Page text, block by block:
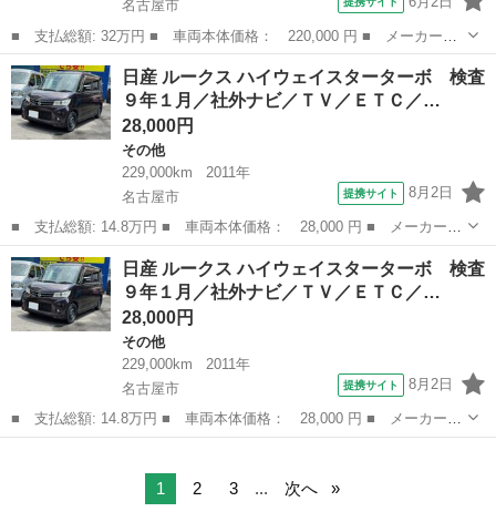
名古屋市
■ 支払総額: 32万円 ■ 車両本体価格： 220,000 円 ■ メーカー
名： 日産 ■ 車種名： オッティ ■ グレード名： Ｓ ＦＯＵ
Ｒ エアコン パワーステアリング パワーウインド 助手席エアバ
ッグ ＡＢＳ キー...
愛知 名古屋市 オッティ
日産 ルークス ハイウェイスターターボ 検査
９年１月／社外ナビ／ＴＶ／ＥＴＣ／…
28,000円
その他
229,000km
2011年
名古屋市
提携サイト 8月2日
■ 支払総額: 14.8万円 ■ 車両本体価格： 28,000 円 ■ メーカー
名： 日産 ■ 車種名： ルークス ■ グレード名： ハイウェイス
ターターボ 検査９年１月／社外ナビ／ＴＶ／ＥＴＣ／ターボ車／両
側電動スライド...
愛知 名古屋市 その他
日産 ルークス ハイウェイスターターボ 検査
９年１月／社外ナビ／ＴＶ／ＥＴＣ／…
28,000円
その他
229,000km
2011年
名古屋市
提携サイト 8月2日
■ 支払総額: 14.8万円 ■ 車両本体価格： 28,000 円 ■ メーカー
名： 日産 ■ 車種名： ルークス ■ グレード名： ハイウェイス
1 2 3 ... 次へ